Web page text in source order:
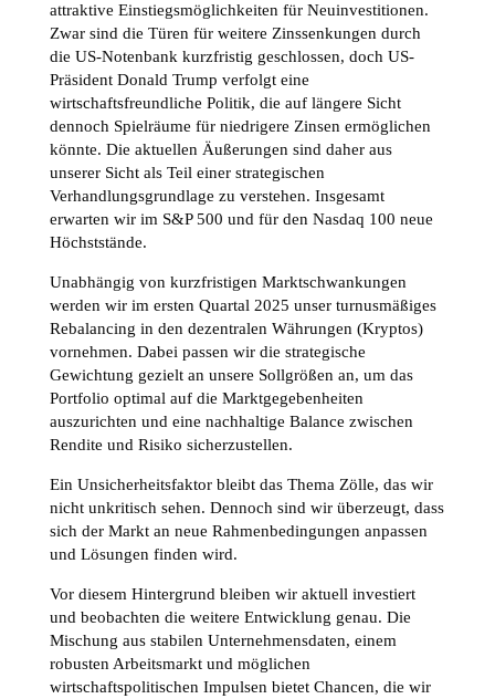
attraktive Einstiegsmöglichkeiten für Neuinvestitionen.
Zwar sind die Türen für weitere Zinssenkungen durch
die US-Notenbank kurzfristig geschlossen, doch US-
Präsident Donald Trump verfolgt eine
wirtschaftsfreundliche Politik, die auf längere Sicht
dennoch Spielräume für niedrigere Zinsen ermöglichen
könnte. Die aktuellen Äußerungen sind daher aus
unserer Sicht als Teil einer strategischen
Verhandlungsgrundlage zu verstehen. Insgesamt
erwarten wir im S&P 500 und für den Nasdaq 100 neue
Höchststände.
Unabhängig von kurzfristigen Marktschwankungen
werden wir im ersten Quartal 2025 unser turnusmäßiges
Rebalancing in den dezentralen Währungen (Kryptos)
vornehmen. Dabei passen wir die strategische
Gewichtung gezielt an unsere Sollgrößen an, um das
Portfolio optimal auf die Marktgegebenheiten
auszurichten und eine nachhaltige Balance zwischen
Rendite und Risiko sicherzustellen.
Ein Unsicherheitsfaktor bleibt das Thema Zölle, das wir
nicht unkritisch sehen. Dennoch sind wir überzeugt, dass
sich der Markt an neue Rahmenbedingungen anpassen
und Lösungen finden wird.
Vor diesem Hintergrund bleiben wir aktuell investiert
und beobachten die weitere Entwicklung genau. Die
Mischung aus stabilen Unternehmensdaten, einem
robusten Arbeitsmarkt und möglichen
wirtschaftspolitischen Impulsen bietet Chancen, die wir